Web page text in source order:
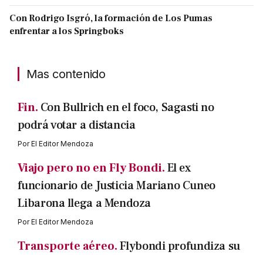
Con Rodrigo Isgró, la formación de Los Pumas
enfrentar a los Springboks
Mas contenido
Fin. Con Bullrich en el foco, Sagasti no
podrá votar a distancia
PorEl Editor Mendoza
Viajo pero no en Fly Bondi.El ex
funcionario de Justicia Mariano Cuneo
Libarona llega a Mendoza
PorEl Editor Mendoza
Transporte aéreo.Flybondi profundiza su